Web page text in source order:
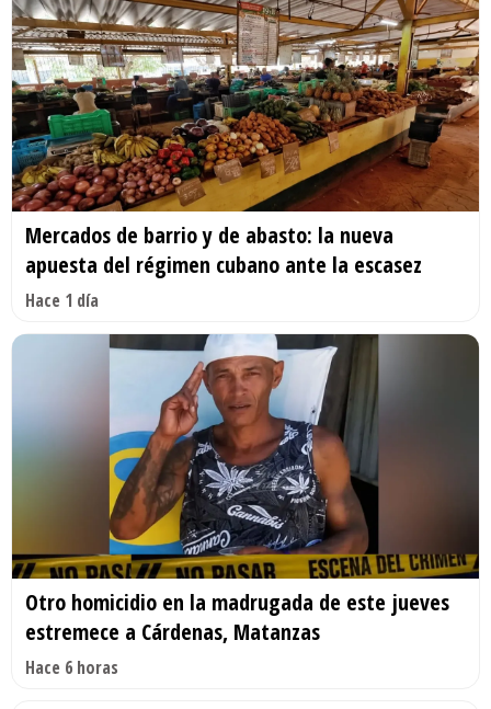
Mercados de barrio y de abasto: la nueva
apuesta del régimen cubano ante la escasez
Hace 1 día
Otro homicidio en la madrugada de este jueves
estremece a Cárdenas, Matanzas
Hace 6 horas